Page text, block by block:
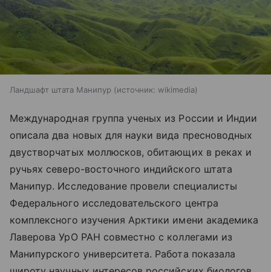
Ландшафт штата Манипур источник: wikimedia
Международная группа ученых из России и Индии
описала два новых для науки вида пресноводных
двустворчатых моллюсков, обитающих в реках и
ручьях северо-восточного индийского штата
Манипур. Исследование провели специалисты
Федерального исследовательского центра
комплексного изучения Арктики имени академика
Лаверова УрО РАН совместно с коллегами из
Манипурского университета. Работа показала